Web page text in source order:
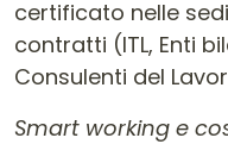
certificato nelle
contratti (ITL, Enti
Consulenti del
Smart working e